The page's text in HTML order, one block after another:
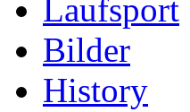
Laufsport
Bilder
History